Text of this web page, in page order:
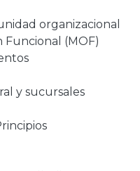
organizacional
Funcional (MOF)
y sucursales